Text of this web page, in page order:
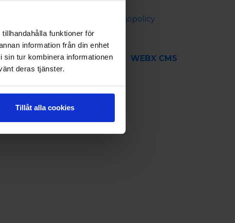
funktioner för
information från din enhet
tur kombinera informationen
deras tjänster.
Tillåt alla cookies
Säkerhets- och miljöpolicy
WEBX CMS